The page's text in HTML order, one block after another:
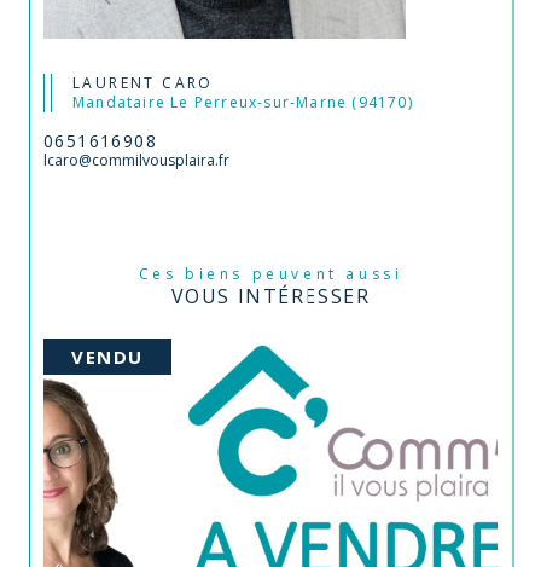
LAURENT CARO
Mandataire Le Perreux-sur-Marne (94170)
0651616908
lcaro@commilvousplaira.fr
Ces biens peuvent aussi
VOUS INTÉRESSER
VENDU